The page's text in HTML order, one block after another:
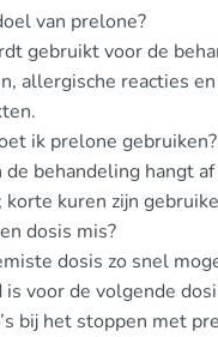
van prelone?
gebruikt voor de
allergische reacties
ik prelone gebruiken?
de behandeling hangt af
korte kuren zijn
dosis mis?
dosis zo snel
is voor de volgende
bij het stoppen met